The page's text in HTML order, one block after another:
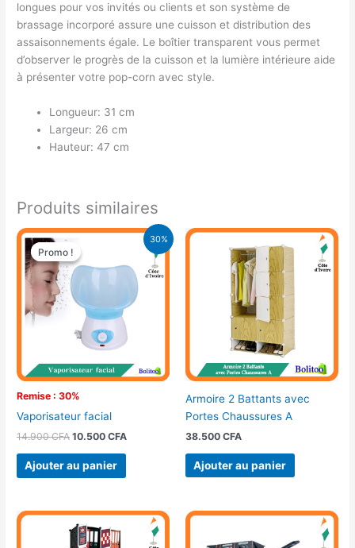
longues pour vos invités ou clients et son système de
brassage incorporé assure une cuisson et distribution des
assaisonnements égale. Le boîtier transparent vous permet
d’observer le progrès de la cuisson et la lumière intérieure aide
à présenter votre pop-corn avec style.
Longueur: 31 cm
Largeur: 26 cm
Hauteur: 47 cm
Produits similaires
30%
Promo !
Remise : 30%
Promo !
Vaporisateur facial
14.900CFA
Le
prix
initial
était :
10.500CFA
Le
prix
actuel
est :
10.500 CFA.
Ajouter au panier
Armoire 2 Battants avec
Portes Chaussures A
38.500 CFA
Ajouter au panier